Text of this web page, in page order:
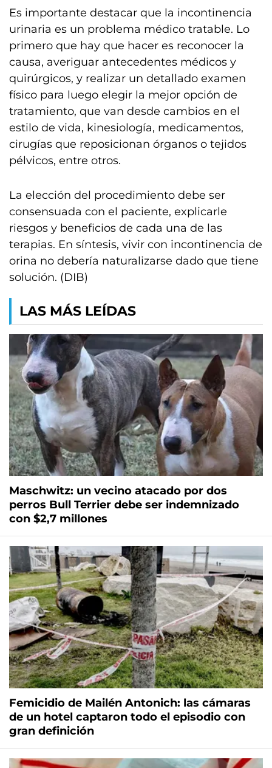
Es importante destacar que la incontinencia
urinaria es un problema médico tratable. Lo
primero que hay que hacer es reconocer la
causa, averiguar antecedentes médicos y
quirúrgicos, y realizar un detallado examen
físico para luego elegir la mejor opción de
tratamiento, que van desde cambios en el
estilo de vida, kinesiología, medicamentos,
cirugías que reposicionan órganos o tejidos
pélvicos, entre otros.
La elección del procedimiento debe ser
consensuada con el paciente, explicarle
riesgos y beneficios de cada una de las
terapias. En síntesis, vivir con incontinencia de
orina no debería naturalizarse dado que tiene
solución. (DIB)
LAS MÁS LEÍDAS
Maschwitz: un vecino atacado por dos
perros Bull Terrier debe ser indemnizado
con $2,7 millones
Femicidio de Mailén Antonich: las cámaras
de un hotel captaron todo el episodio con
gran definición